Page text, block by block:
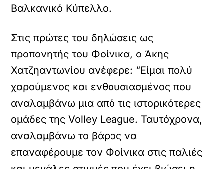
Βαλκανικό Κύπελλο.
Στις πρώτες του δηλώσεις ως
προπονητής του Φοίνικα, ο Άκης
Χατζηαντωνίου ανέφερε: “Είμαι πολύ
χαρούμενος και ενθουσιασμένος που
αναλαμβάνω μια από τις ιστορικότερες
ομάδες της Volley League. Ταυτόχρονα,
αναλαμβάνω το βάρος να
επαναφέρουμε τον Φοίνικα στις παλιές